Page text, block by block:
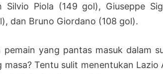
Silvio Piola (149 gol), Giuseppe
dan Bruno Giordano (108 gol).
pemain yang pantas masuk dalam
masa? Tentu sulit menentukan Lazio